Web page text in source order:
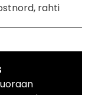
rahti